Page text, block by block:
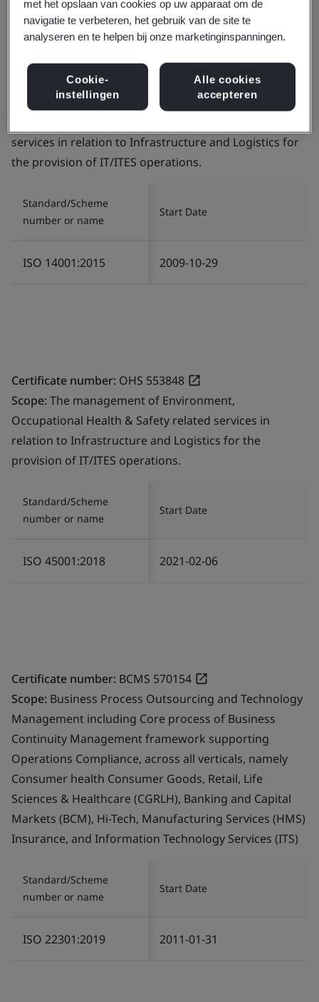
116023
China
Certificate number:
EMS 553818
services in relation to Infrastructure and Logistics for
the provision of IT/ITES operations.
Standard/Scheme
number or name
Start Date
ISO 14001:2015 2009-10-29
Certificate number: OHS 553848
Scope:The management of Environment,
Occupational Health & Safety related services in
relation to Infrastructure and Logistics for the
provision of IT/ITES operations.
Standard/Scheme
number or name
Start Date
ISO 45001:2018 2021-02-06
Certificate number: BCMS 570154
Scope: Business Process Outsourcing and Technology
Management including Core process of Business
Continuity Management framework supporting
Operations Compliance, across all verticals, namely
Consumer health Consumer Goods, Retail, Life
Sciences & Healthcare (CGRLH), Banking and Capital
Markets (BCM), Hi-Tech, Manufacturing Services (HMS)
Insurance, and Information Technology Services (ITS)
Standard/Scheme
number or name
Start Date
ISO 22301:2019 2011-01-31
met het opslaan van cookies op uw apparaat om de
navigatie te verbeteren, het gebruik van de site te
analyseren en te helpen bij onze marketinginspanningen.
Cookie-
instellingen
Alle cookies
accepteren